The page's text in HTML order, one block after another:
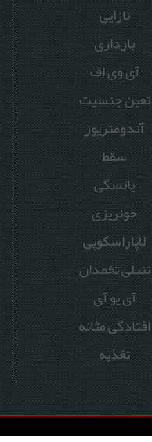
نازایی
بارداری
آی وی اف
تعین جنسیت
آندومتریوز
سقط
یائسگی
خونریزی
لاپاراسکوپی
تنبلی تخمدان
آی یو آی
افتادگی مثانه
تغذیه